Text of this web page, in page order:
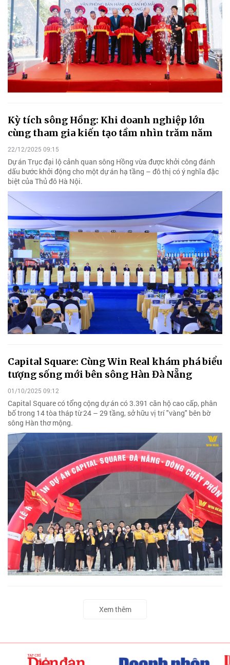
Kỳ tích sông Hồng: Khi doanh nghiệp lớn
cùng tham gia kiến tạo tầm nhìn trăm năm
22/12/2025 09:15
Dự án Trục đại lộ cảnh quan sông Hồng vừa được khởi công đánh
dấu bước khởi động cho một dự án hạ tầng – đô thị có ý nghĩa đặc
biệt của Thủ đô Hà Nội.
Capital Square: Cùng Win Real khám phá biểu
tượng sống mới bên sông Hàn Đà Nẵng
01/10/2025 09:12
Capital Square có tổng cộng dự án có 3.391 căn hộ cao cấp, phân
bố trong 14 tòa tháp từ 24 – 29 tầng, sở hữu vị trí "vàng" bên bờ
sông Hàn thơ mộng.
Xem thêm